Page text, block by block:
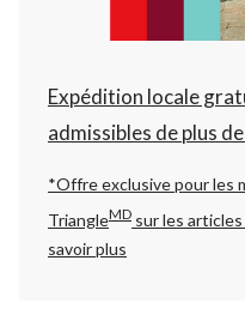
Expédition locale
admissibles de plus
*Offre exclusive pour les
TriangleMD sur les
savoir plus